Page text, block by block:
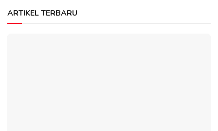
ARTIKEL TERBARU